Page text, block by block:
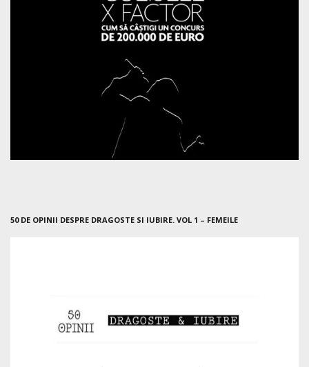
50 DE OPINII DESPRE DRAGOSTE SI IUBIRE. VOL 1 – FEMEILE